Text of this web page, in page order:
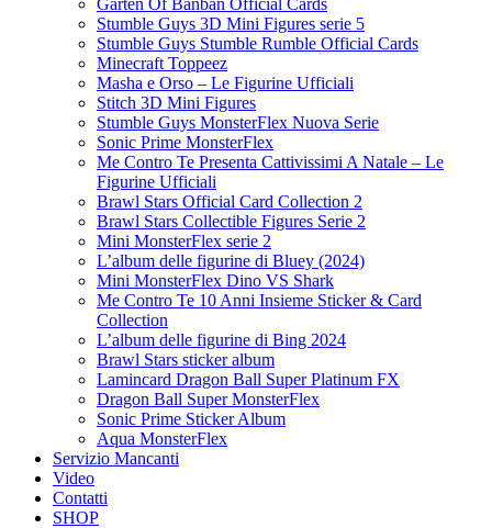
Garten Of Banban Official Cards
Stumble Guys 3D Mini Figures serie 5
Stumble Guys Stumble Rumble Official Cards
Minecraft Toppeez
Masha e Orso – Le Figurine Ufficiali
Stitch 3D Mini Figures
Stumble Guys MonsterFlex Nuova Serie
Sonic Prime MonsterFlex
Me Contro Te Presenta Cattivissimi A Natale – Le
Figurine Ufficiali
Brawl Stars Official Card Collection 2
Brawl Stars Collectible Figures Serie 2
Mini MonsterFlex serie 2
L’album delle figurine di Bluey (2024)
Mini MonsterFlex Dino VS Shark
Me Contro Te 10 Anni Insieme Sticker & Card
Collection
L’album delle figurine di Bing 2024
Brawl Stars sticker album
Lamincard Dragon Ball Super Platinum FX
Dragon Ball Super MonsterFlex
Sonic Prime Sticker Album
Aqua MonsterFlex
Servizio Mancanti
Video
Contatti
SHOP